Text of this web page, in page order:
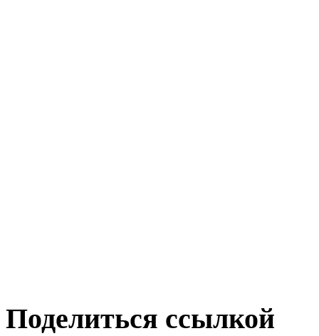
Поделиться ссылкой